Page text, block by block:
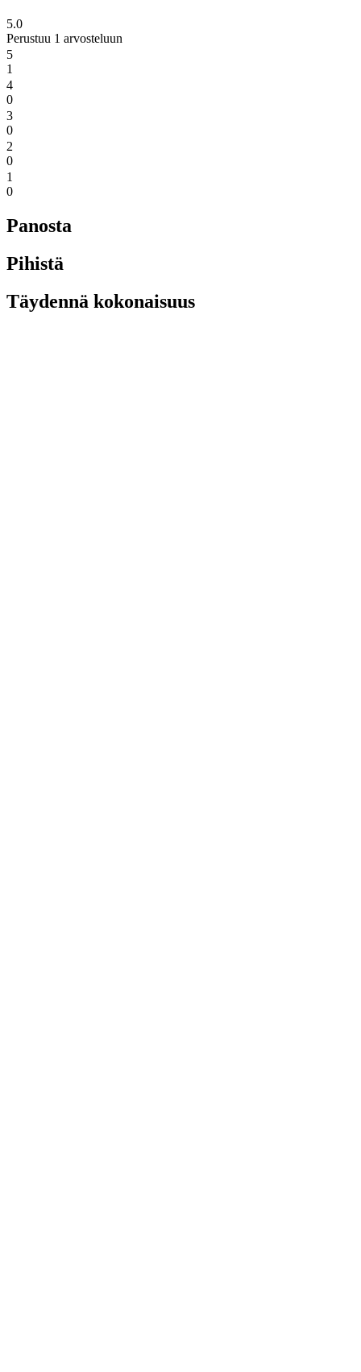
5.0
Perustuu 1 arvosteluun
5
1
4
0
3
0
2
0
1
0
Panosta
Pihistä
Täydennä kokonaisuus